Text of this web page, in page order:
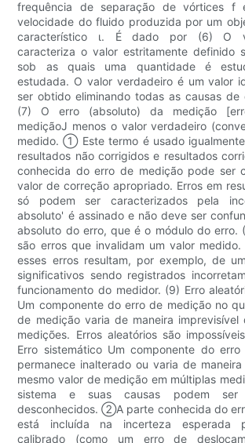
frequência de separação de vórtices
velocidade do fluido produzida por um
característico ι. É dado por (6) O
caracteriza o valor estritamente definido
sob as quais uma quantidade é
estudada. O valor verdadeiro é um valor
ser obtido eliminando todas as causas de
(7) O erro (absoluto) da medição
mediçãoJ menos o valor verdadeiro
medido. ① Este termo é usado
resultados não corrigidos e resultados
conhecida do erro de medição pode ser
valor de correção apropriado. Erros em
só podem ser caracterizados pela
absoluto' é assinado e não deve ser
absoluto do erro, que é o módulo do erro.
são erros que invalidam um valor medido.
esses erros resultam, por exemplo, de
significativos sendo registrados
funcionamento do medidor. (9) Erro
Um componente do erro de medição no
de medição varia de maneira imprevisível
medições. Erros aleatórios são
Erro sistemático Um componente do
permanece inalterado ou varia de
mesmo valor de medição em múltiplas
sistema e suas causas podem ser
desconhecidos. ②A parte conhecida do
está incluída na incerteza esperada
calibrado (como um erro de